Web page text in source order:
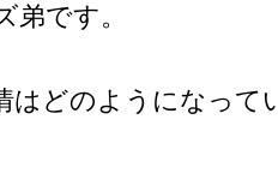
です。
どのようになって